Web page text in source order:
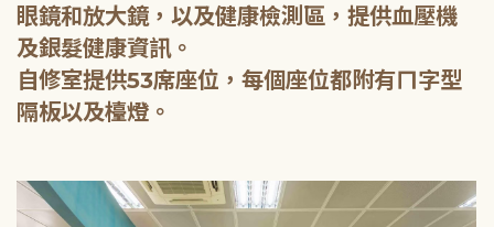
眼鏡和放大鏡，以及健康檢測區，提供血壓機
及銀髮健康資訊。
自修室提供53席座位，每個座位都附有ㄇ字型